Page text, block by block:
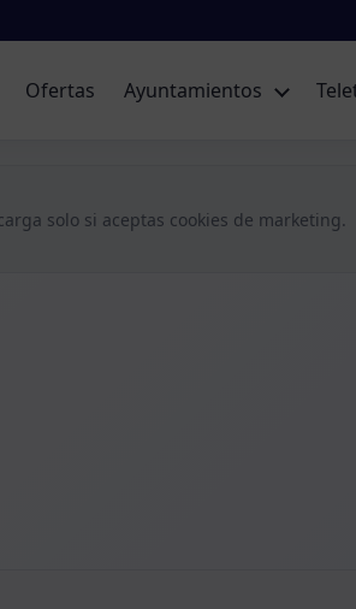
Ofertas Ayuntamientos
solo si aceptas cookies de marketing.